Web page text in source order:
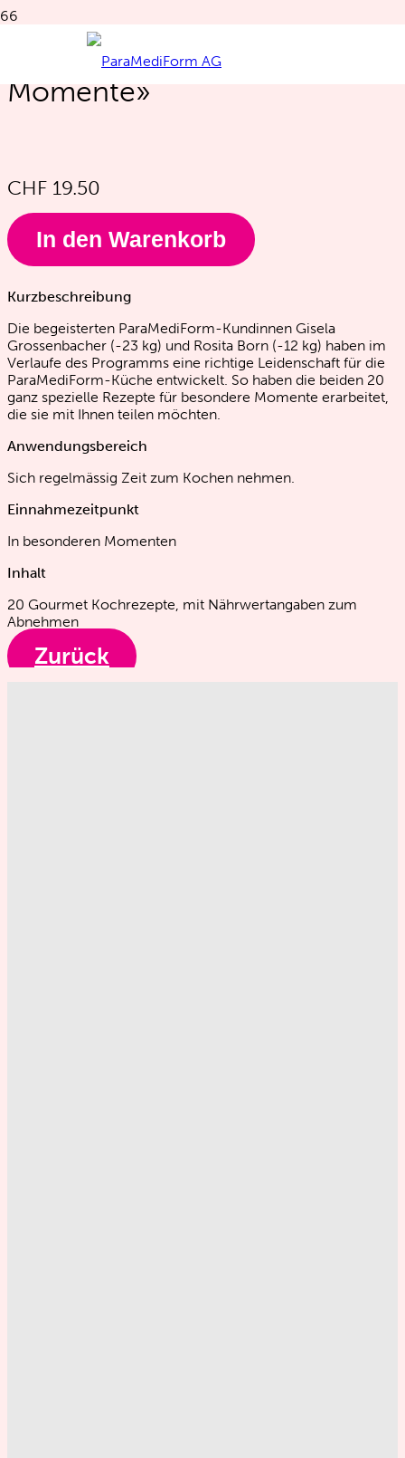
Kochbuch «Besondere
Momente»
CHF 19.50
In den Warenkorb
Kurzbeschreibung
Die begeisterten ParaMediForm-Kundinnen Gisela
Grossenbacher (-23 kg) und Rosita Born (-12 kg) haben im
Verlaufe des Programms eine richtige Leidenschaft für die
ParaMediForm-Küche entwickelt. So haben die beiden 20
ganz spezielle Rezepte für besondere Momente erarbeitet,
die sie mit Ihnen teilen möchten.
Anwendungsbereich
Sich regelmässig Zeit zum Kochen nehmen.
Einnahmezeitpunkt
In besonderen Momenten
Inhalt
20 Gourmet Kochrezepte, mit Nährwertangaben zum
Abnehmen
Zurück